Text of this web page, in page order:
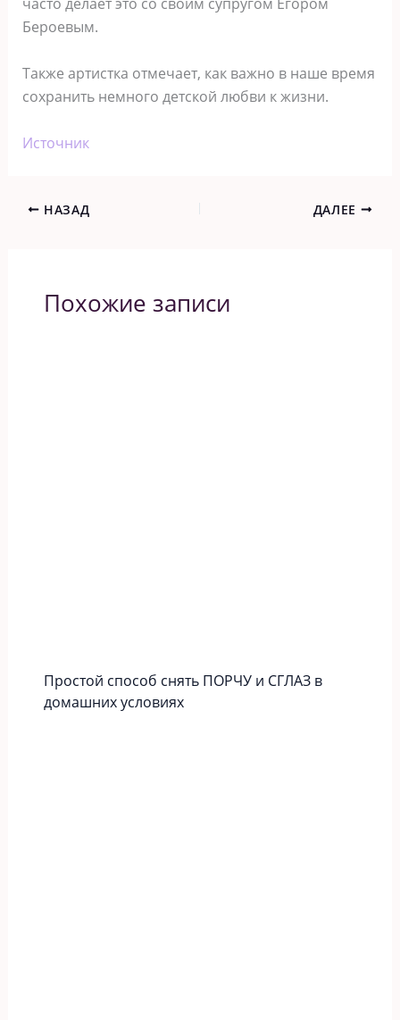
Бероевым.
Также артистка отмечает, как важно в наше время
сохранить немного детской любви к жизни.
Источник
НАЗАД ДАЛЕЕ
Похожие записи
Простой способ снять ПОРЧУ и СГЛАЗ в
домашних условиях